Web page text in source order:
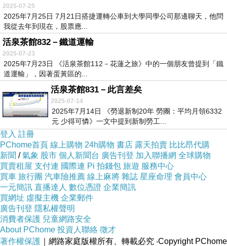
2025-07-25
2025年7月25日 7月21日搭捷運轉公車到大學同學公司那邊聊天，他問
我從去年到現在，股票應...
活泉茶館832－鐵道運輸
2025-07-23
2025年7月23日 《活泉茶館112－花蓮之旅》中的一個朋友曾提到「鐵
道運輸」，因著蛋黃區的...
活泉茶館831－此言差矣
2025-07-14
2025年7月14日 《勞退新制20年 勞團：平均月領6332
元 少得可憐》一文中提到新制勞工...
登入 註冊
PChome首頁 線上購物 24h購物 書店 露天拍賣 比比昂代購
新聞 /氣象 股市 個人新聞台 廣告刊登 加入聯播網 全球購物
買賣租屋 支付連 國際連 Pi 拍錢包 旅遊 服務中心
買車 旅行團 汽車險推薦 線上麻將 雜誌 星座命理 會員中心
一元簡訊 直播達人 數位憑證 企業簡訊
買網址 虛擬主機 企業郵件
廣告刊登 隱私權聲明
消費者保護 兒童網路安全
About PChome 投資人聯絡 徵才
著作權保護 ｜網路家庭版權所有、轉載必究 ‧Copyright PChome